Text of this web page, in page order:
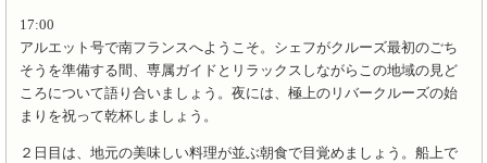
17:00
アルエット号で南フランスへようこそ。シェフがクルーズ最初のごち
そうを準備する間、専属ガイドとリラックスしながらこの地域の見ど
ころについて語り合いましょう。夜には、極上のリバークルーズの始
まりを祝って乾杯しましょう。
２日目は、地元の美味しい料理が並ぶ朝食で目覚めましょう。船上で